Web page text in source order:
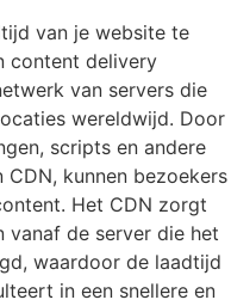
van je website te
content delivery
van servers die
wereldwijd. Door
scripts en andere
kunnen bezoekers
Het CDN zorgt
de server die het
waardoor de laadtijd
in een snellere en